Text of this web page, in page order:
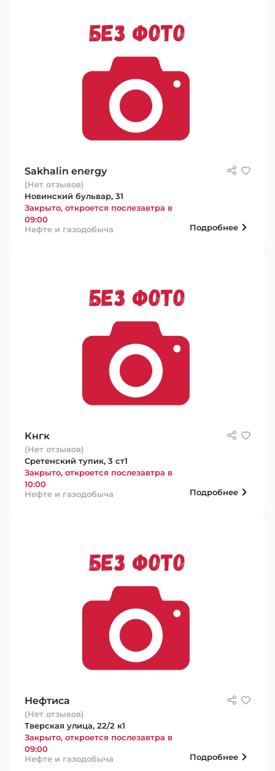
Sakhalin energy
(Нет отзывов)
Новинский бульвар, 31
Закрыто, откроется послезавтра в
09:00
Нефте и газодобыча
Подробнее
Кнгк
(Нет отзывов)
Сретенский тупик, 3 ст1
Закрыто, откроется послезавтра в
10:00
Нефте и газодобыча
Подробнее
Нефтиса
(Нет отзывов)
Тверская улица, 22/2 к1
Закрыто, откроется послезавтра в
09:00
Нефте и газодобыча
Подробнее